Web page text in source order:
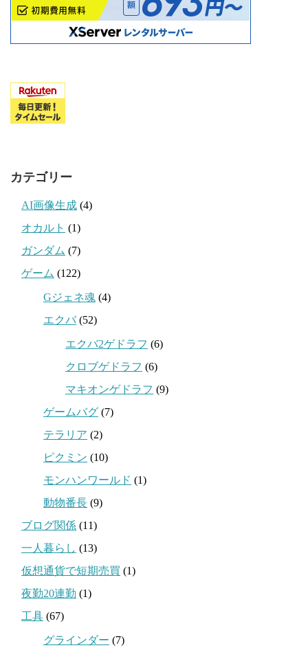
カテゴリー
AI画像生成 (4)
オカルト (1)
ガンダム (7)
ゲーム (122)
Gジェネ魂 (4)
エクバ(52)
エクバ2ゲドラフ (6)
クロブゲドラフ (6)
マキオンゲドラフ (9)
ゲームバグ (7)
テラリア (2)
ピクミン (10)
モンハンワールド (1)
動物番長 (9)
ブログ関係 (11)
一人暮らし (13)
仮想通貨で短期売買 (1)
夜勤20連勤 (1)
工具 (67)
グラインダー (7)